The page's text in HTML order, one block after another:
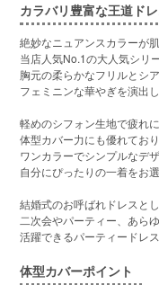
カラバリ豊富な王道ド
絶妙なニュアンスカラーが
当店人気No.1の大人気シリ
胸元の柔らかなフリルとシ
フェミニンな華やぎを演出
軽めのシフォン生地で疲れ
体型カバー力にも優れてお
ワンカラーでシンプルなデ
自分にぴったりの一着をお
結婚式のお呼ばれドレスと
二次会やパーティー、あら
活躍できるパーティードレ
体型カバーポイント